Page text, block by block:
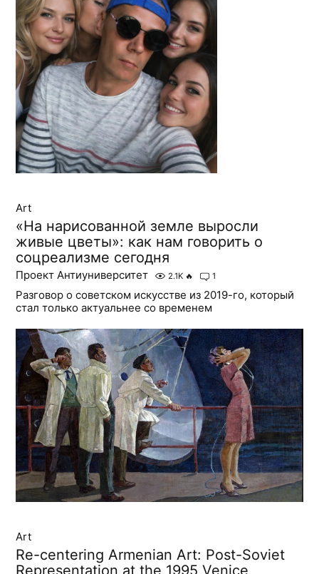
Art
«На нарисованной земле выросли
живые цветы»: как нам говорить о
соцреализме сегодня
Проект Антиуниверситет 2.1K 🔥 1
Разговор о советском искусстве из 2019-го, который
стал только актуальнее со временем
Art
Re-centering Armenian Art: Post-Soviet
Representation at the 1995 Venice